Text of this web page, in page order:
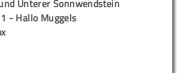
Unterer Sonnwendstein
- Hallo Muggels